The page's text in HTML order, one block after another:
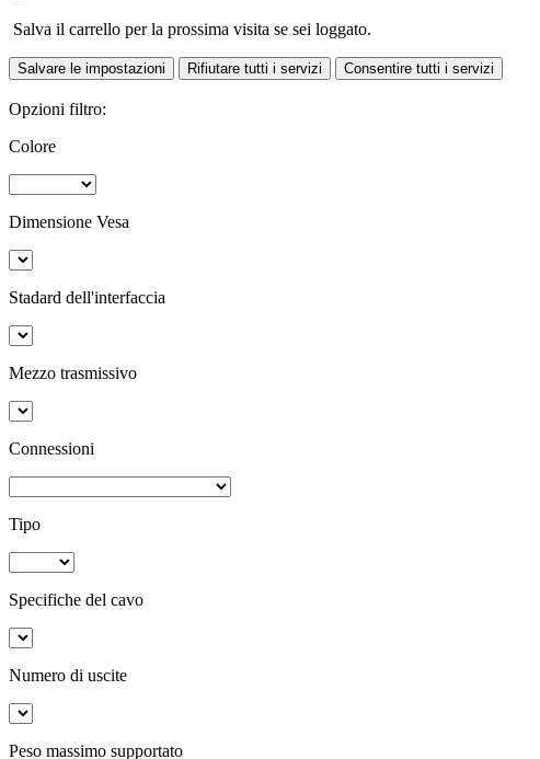
Salva il carrello per la prossima visita se sei loggato.
Salvare le impostazioni Rifiutare tutti i servizi Consentire tutti i servizi
Opzioni filtro:
Colore
Dimensione Vesa
Stadard dell'interfaccia
Mezzo trasmissivo
Connessioni
Tipo
Specifiche del cavo
Numero di uscite
Peso massimo supportato